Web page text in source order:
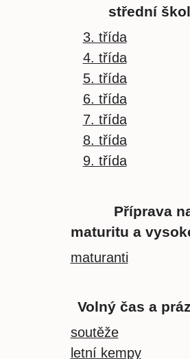
střední
3. třída
4. třída
5. třída
6. třída
7. třída
8. třída
9. třída
Příprava
maturitu a
maturanti
Volný čas a
soutěže
letní kempy